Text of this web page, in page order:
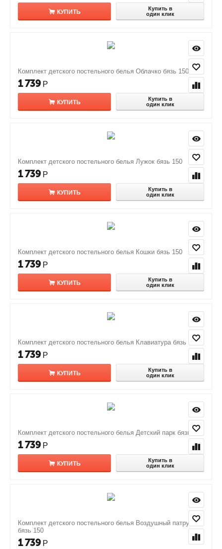
КУПИТЬ
Купить в
один клик
Комплект детского постельного белья Облачко бязь 150
1 739 Р
КУПИТЬ
Купить в
один клик
Комплект детского постельного белья Лужок бязь 150
1 739 Р
КУПИТЬ
Купить в
один клик
Комплект детского постельного белья Кошки бязь 150
1 739 Р
КУПИТЬ
Купить в
один клик
Комплект детского постельного белья Клавиатура бязь 150
1 739 Р
КУПИТЬ
Купить в
один клик
Комплект детского постельного белья Детский парк бязь 150
1 739 Р
КУПИТЬ
Купить в
один клик
Комплект детского постельного белья Воздушный патруль
бязь 150
1 739 Р